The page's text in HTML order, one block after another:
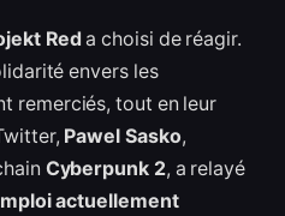
Red a choisi de réagir.
envers les
remerciés, tout en leur
Pawel Sasko,
Cyberpunk 2, a relayé
actuellement